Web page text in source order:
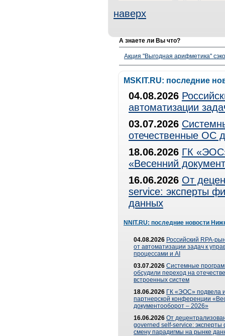
наверх
А знаете ли Вы что?
Акция "Выгодная арифметика"
MSKIT.RU: последние
04.08.2026
автоматизации
03.07.2026
отечественные ОС
18.06.2026 ГК
«Весенний
16.06.2026 От
service: эксперты
данных
NNIT.RU: последние новости
04.08.2026 Российский RPA-
от автоматизации задач к
процессами и AI
03.07.2026 Системные
обсудили переход на
встроенных систем
18.06.2026 ГК «ЭОС» подвела
партнерской конференции
документооборот – 2026»
16.06.2026 От
governed self-service: эксперты
смену парадигмы на рынке